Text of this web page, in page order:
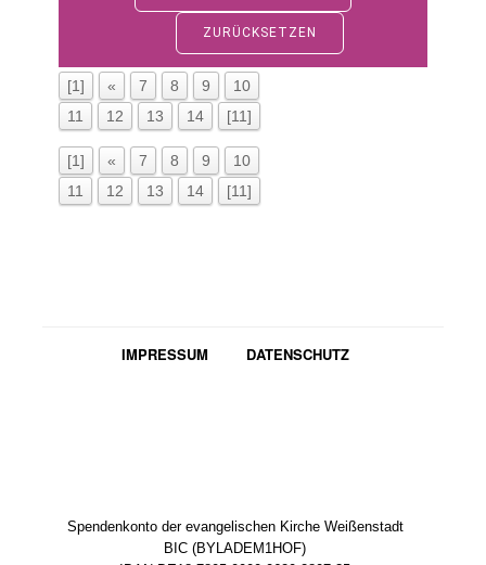
ZURÜCKSETZEN
[1] « 7 8 9
10
11
12 13 14 [11]
[1] « 7 8 9
10
11
12 13 14 [11]
IMPRESSUM DATENSCHUTZ
Spendenkonto der evangelischen Kirche Weißenstadt
BIC (BYLADEM1HOF)